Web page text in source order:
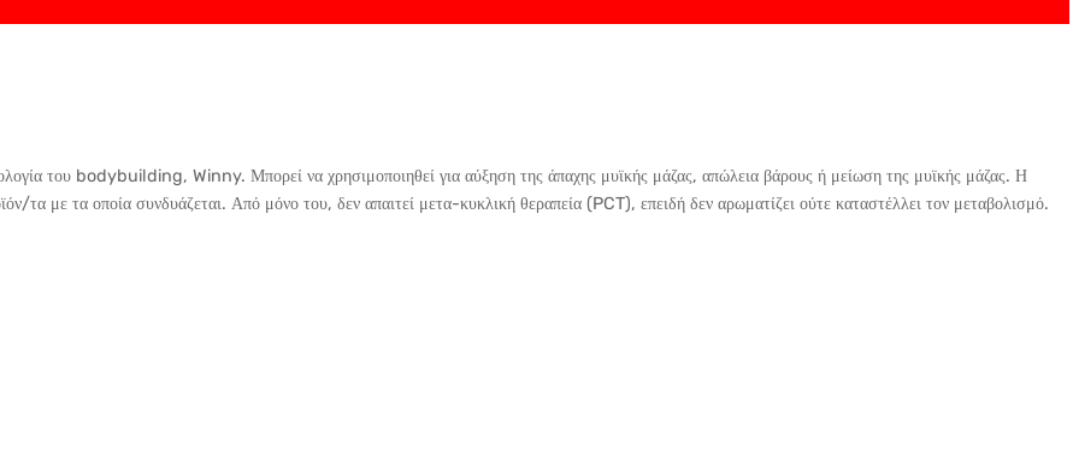
του bodybuilding, Winny. Μπορεί να χρησιμοποιηθεί για αύξηση της άπαχης μυϊκής μάζας, απώλεια βάρους ή μείωση της μυϊκής μάζας. Η
τα με τα οποία συνδυάζεται. Από μόνο του, δεν απαιτεί μετα-κυκλική θεραπεία (PCT), επειδή δεν αρωματίζει ούτε καταστέλλει τον μεταβολισμό.